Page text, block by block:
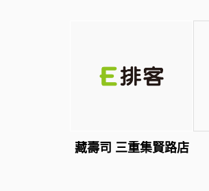
藏壽司 三重集賢路店